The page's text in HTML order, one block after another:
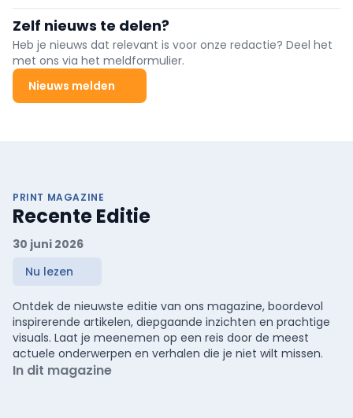
Zelf nieuws te delen?
Heb je nieuws dat relevant is voor onze redactie? Deel het
met ons via het meldformulier.
Nieuws melden
PRINT MAGAZINE
Recente Editie
30 juni 2026
Nu lezen
Ontdek de nieuwste editie van ons magazine, boordevol
inspirerende artikelen, diepgaande inzichten en prachtige
visuals. Laat je meenemen op een reis door de meest
actuele onderwerpen en verhalen die je niet wilt missen.
In dit magazine